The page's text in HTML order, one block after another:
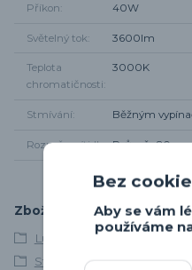
Příkon 40W
Světelný tok 3600lm
Teplota
chromatičnosti
3000K
Stmívání Běžným
Rozměr svítidla Průměr 80cm,
Zboží zařazeno v
Lustry a závěsná svítidla
Stropní svítidla
Bez
Aby se vám
používáme